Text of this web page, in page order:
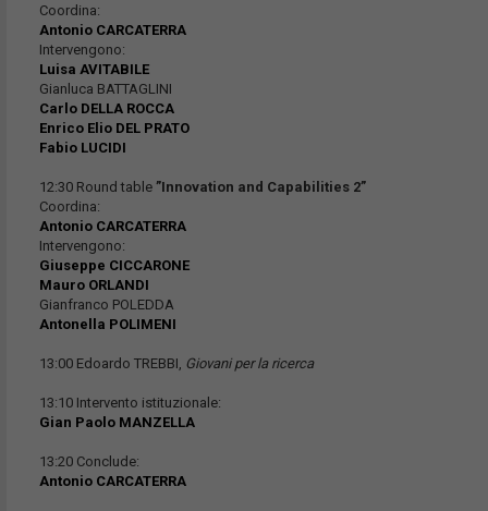
Coordina:
Antonio CARCATERRA
Intervengono:
Luisa AVITABILE
Gianluca BATTAGLINI
Carlo DELLA ROCCA
Enrico Elio DEL PRATO
Fabio LUCIDI
12:30 Round table ”Innovation and Capabilities 2”
Coordina:
Antonio CARCATERRA
Intervengono:
Giuseppe CICCARONE
Mauro ORLANDI
Gianfranco POLEDDA
Antonella POLIMENI
13:00 Edoardo TREBBI, Giovani per la ricerca
13:10 Intervento istituzionale:
Gian Paolo MANZELLA
13:20 Conclude:
Antonio CARCATERRA